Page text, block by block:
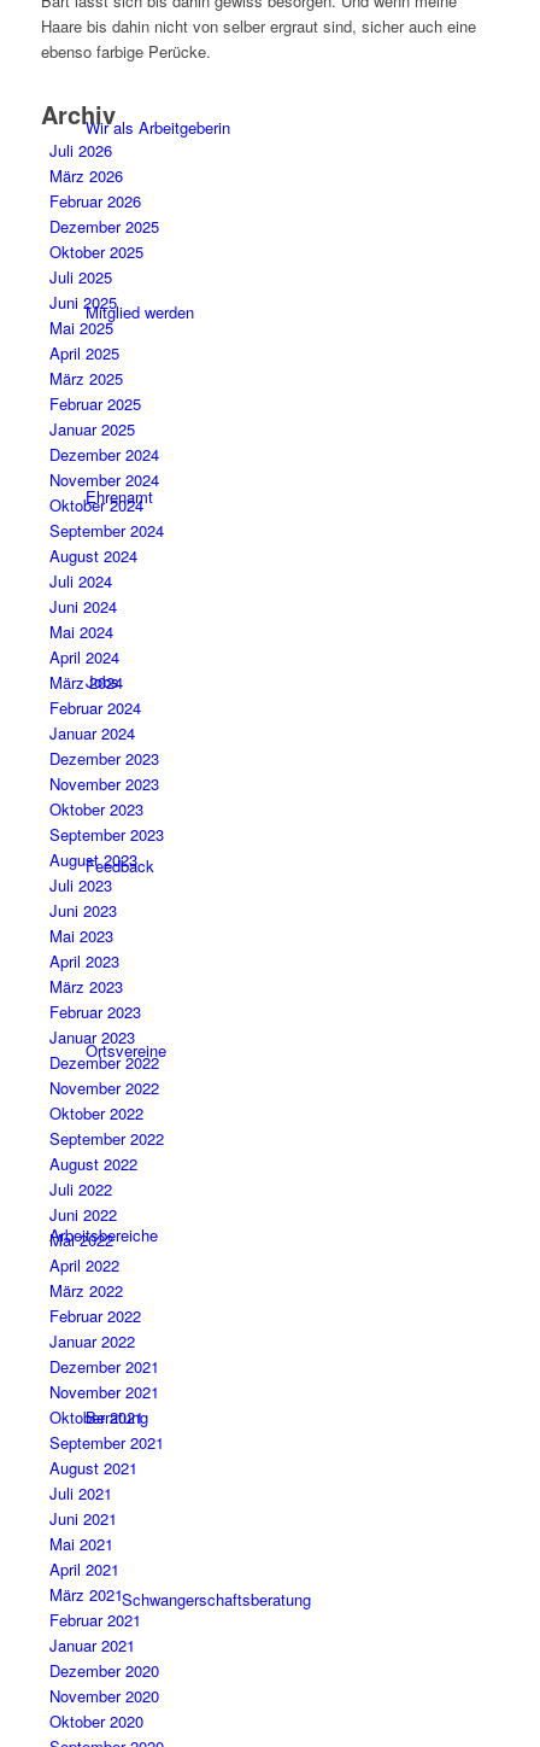
Wir als Arbeitgeberin
Mitglied werden
Ehrenamt
Jobs
Feedback
Ortsvereine
Arbeitsbereiche
Beratung
Schwangerschaftsberatung
Haare bis dahin nicht von selber ergraut sind, sicher auch eine
ebenso farbige Perücke.
Archiv
Juli 2026
März 2026
Februar 2026
Dezember 2025
Oktober 2025
Juli 2025
Juni 2025
Mai 2025
April 2025
März 2025
Februar 2025
Januar 2025
Dezember 2024
November 2024
Oktober 2024
September 2024
August 2024
Juli 2024
Juni 2024
Mai 2024
April 2024
März 2024
Februar 2024
Januar 2024
Dezember 2023
November 2023
Oktober 2023
September 2023
August 2023
Juli 2023
Juni 2023
Mai 2023
April 2023
März 2023
Februar 2023
Januar 2023
Dezember 2022
November 2022
Oktober 2022
September 2022
August 2022
Juli 2022
Juni 2022
Mai 2022
April 2022
März 2022
Februar 2022
Januar 2022
Dezember 2021
November 2021
Oktober 2021
September 2021
August 2021
Juli 2021
Juni 2021
Mai 2021
April 2021
März 2021
Februar 2021
Januar 2021
Dezember 2020
November 2020
Oktober 2020